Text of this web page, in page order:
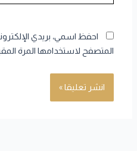
احفظ اسمي، بريدي
المتصفح لاستخدامها المرة